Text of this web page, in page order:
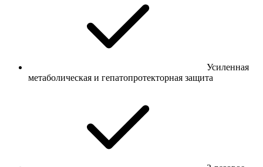
Усиленная
метаболическая и гепатопротекторная защита